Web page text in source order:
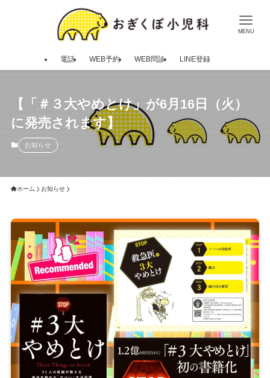
MENU
電話 WEB予約 WEB問診 LINE登録
【「＃３大やめとけ」が6月16日（火）
に発売されます】
お知らせ
ホーム お知らせ